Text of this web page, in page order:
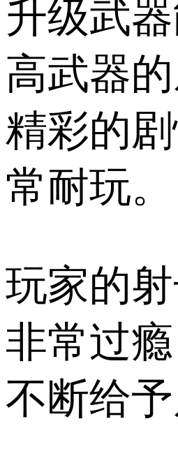
升级武
高武器的
精彩的
常耐玩。
玩家的
非常过瘾
不断给予